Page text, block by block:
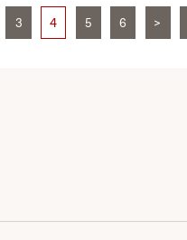
3 4 5 6 >